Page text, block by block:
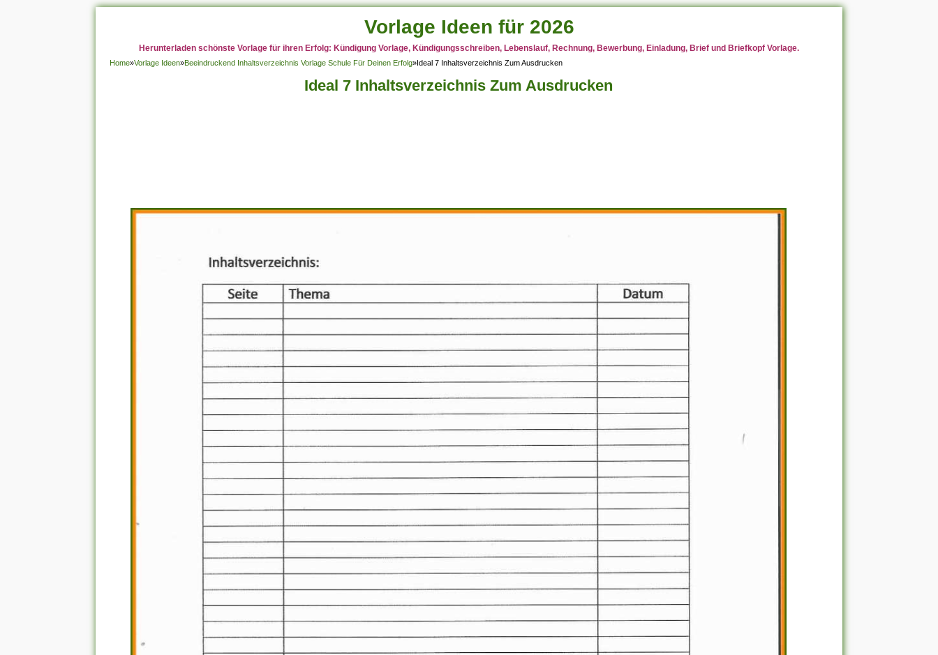
Vorlage Ideen für 2026
Herunterladen schönste Vorlage für ihren Erfolg: Kündigung Vorlage, Kündigungsschreiben, Lebenslauf, Rechnung, Bewerbung, Einladung, Brief und Briefkopf Vorlage.
Home»Vorlage Ideen»Beeindruckend Inhaltsverzeichnis Vorlage Schule Für Deinen Erfolg»Ideal 7 Inhaltsverzeichnis Zum Ausdrucken
Ideal 7 Inhaltsverzeichnis Zum Ausdrucken